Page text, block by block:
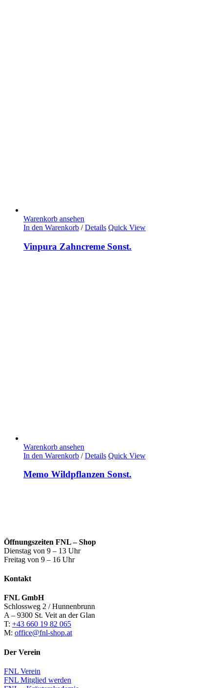
Warenkorb ansehen
In den Warenkorb / Details Quick View
Vinpura Zahncreme Sonst.
Warenkorb ansehen
In den Warenkorb / Details Quick View
Memo Wildpflanzen Sonst.
Öffnungszeiten FNL – Shop
Dienstag von 9 – 13 Uhr
Freitag von 9 – 16 Uhr
Kontakt
FNL GmbH
Schlossweg 2 / Hunnenbrunn
A – 9300 St. Veit an der Glan
T: +43 660 19 82 065
M: office@fnl-shop.at
Der Verein
FNL Verein
FNL Mitglied werden